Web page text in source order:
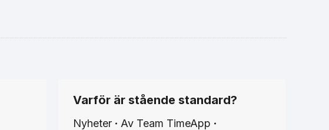
Varför är stående standard?
Nyheter Av Team TimeApp